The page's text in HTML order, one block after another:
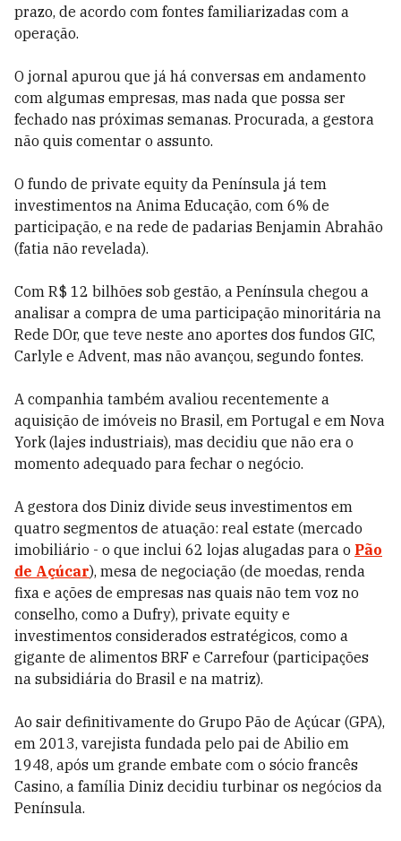
prazo, de acordo com fontes familiarizadas com a
operação.
O jornal apurou que já há conversas em andamento
com algumas empresas, mas nada que possa ser
fechado nas próximas semanas. Procurada, a gestora
não quis comentar o assunto.
O fundo de private equity da Península já tem
investimentos na Anima Educação, com 6% de
participação, e na rede de padarias Benjamin Abrahão
(fatia não revelada).
Com R$ 12 bilhões sob gestão, a Península chegou a
analisar a compra de uma participação minoritária na
Rede DOr, que teve neste ano aportes dos fundos GIC,
Carlyle e Advent, mas não avançou, segundo fontes.
A companhia também avaliou recentemente a
aquisição de imóveis no Brasil, em Portugal e em Nova
York (lajes industriais), mas decidiu que não era o
momento adequado para fechar o negócio.
A gestora dos Diniz divide seus investimentos em
quatro segmentos de atuação: real estate (mercado
imobiliário - o que inclui 62 lojas alugadas para o Pão
de Açúcar), mesa de negociação (de moedas, renda
fixa e ações de empresas nas quais não tem voz no
conselho, como a Dufry), private equity e
investimentos considerados estratégicos, como a
gigante de alimentos BRF e Carrefour (participações
na subsidiária do Brasil e na matriz).
Ao sair definitivamente do Grupo Pão de Açúcar (GPA),
em 2013, varejista fundada pelo pai de Abilio em
1948, após um grande embate com o sócio francês
Casino, a família Diniz decidiu turbinar os negócios da
Península.